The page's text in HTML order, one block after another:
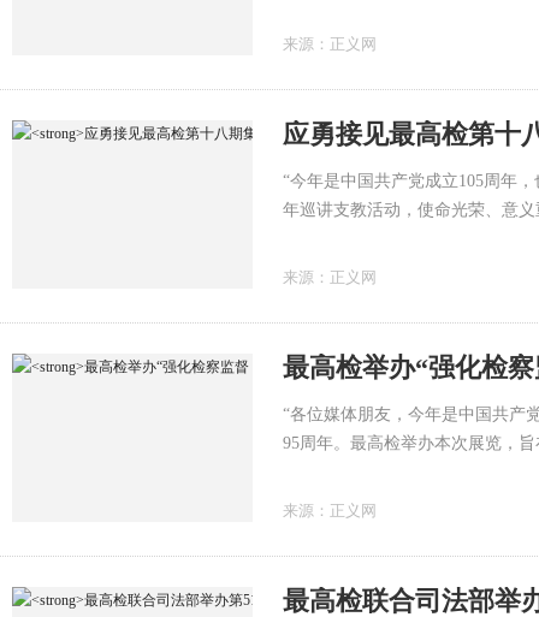
来源： 正义网
应勇接见最高检第十
“今年是中国共产党成立105周年
年巡讲支教活动，使命光荣、意
西藏、青海、新疆和新疆生产建
陈东升一同参加接见。
来源： 正义网
“各位媒体朋友，今年是中国共产
95周年。最高检举办本次展览，
不仅是一次历史的回望，更是一
一批特殊的参观者——媒体记者。
馆馆长闵钐走到展板前，向记者们
来源： 正义网
最高检联合司法部举